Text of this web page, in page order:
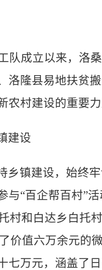
队成立以来，洛
洛隆县易地扶贫
村建设的重要
建设
乡镇建设，始终
与“百企帮百村”
村和白达乡白托
价值六万余元的
七万元，涵盖了